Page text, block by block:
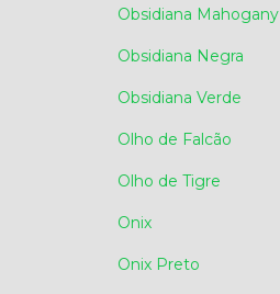
Obsidiana Mahogany
Obsidiana Negra
Obsidiana Verde
Olho de Falcão
Olho de Tigre
Onix
Onix Preto